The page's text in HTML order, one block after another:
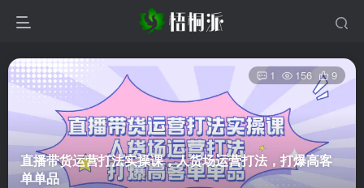
直播带货运营打法实操课，人货场运营打法，打爆高客
单单品
1 156 9